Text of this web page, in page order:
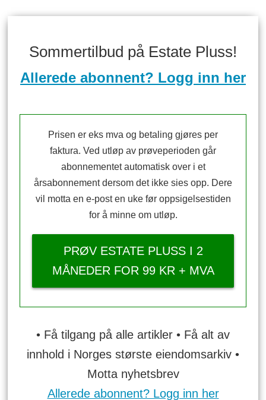
Sommertilbud på Estate Pluss!
Allerede abonnent? Logg inn her
Prisen er eks mva og betaling gjøres per
faktura. Ved utløp av prøveperioden går
abonnementet automatisk over i et
årsabonnement dersom det ikke sies opp. Dere
vil motta en e-post en uke før oppsigelsestiden
for å minne om utløp.
PRØV ESTATE PLUSS I 2
MÅNEDER FOR 99 KR + MVA
• Få tilgang på alle artikler • Få alt av
innhold i Norges største eiendomsarkiv •
Motta nyhetsbrev
Allerede abonnent? Logg inn her